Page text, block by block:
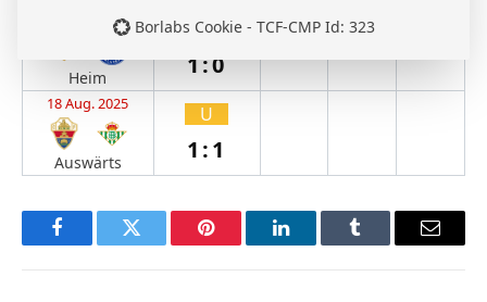
22 Aug. 2025
Heim
S
1:0
18 Aug. 2025
Auswärts
U
1:1
FacebookTwitter Pinterest LinkedInTumblr Email
Borlabs Cookie - TCF-CMP Id: 323